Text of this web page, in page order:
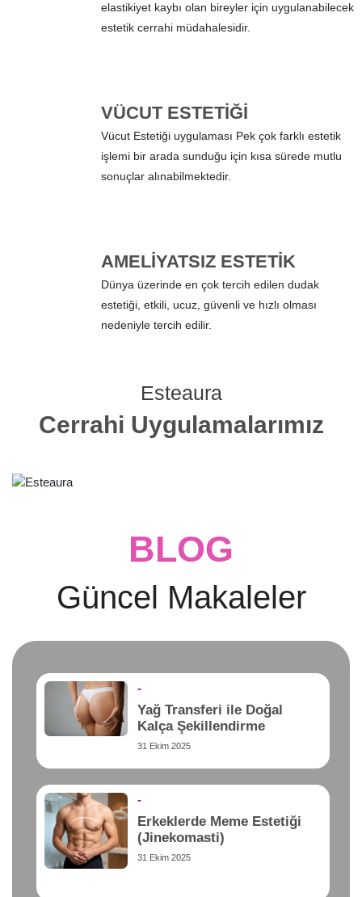
elastikiyet kaybı olan bireyler için uygulanabilecek
estetik cerrahi müdahalesidir.
VÜCUT ESTETIĞI
Vücut Estetiği uygulaması Pek çok farklı estetik
işlemi bir arada sunduğu için kısa sürede mutlu
sonuçlar alınabilmektedir.
AMELIYATSIZ ESTETIK
Dünya üzerinde en çok tercih edilen dudak
estetiği, etkili, ucuz, güvenli ve hızlı olması
nedeniyle tercih edilir.
Esteaura
Cerrahi Uygulamalarımız
BLOG
Güncel Makaleler
-
Yağ Transferi ile Doğal
Kalça Şekillendirme
31 Ekim 2025
-
Erkeklerde Meme Estetiği
(Jinekomasti)
31 Ekim 2025